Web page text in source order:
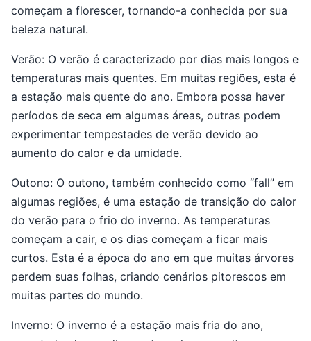
começam a florescer, tornando-a conhecida por sua
beleza natural.
Verão: O verão é caracterizado por dias mais longos e
temperaturas mais quentes. Em muitas regiões, esta é
a estação mais quente do ano. Embora possa haver
períodos de seca em algumas áreas, outras podem
experimentar tempestades de verão devido ao
aumento do calor e da umidade.
Outono: O outono, também conhecido como “fall” em
algumas regiões, é uma estação de transição do calor
do verão para o frio do inverno. As temperaturas
começam a cair, e os dias começam a ficar mais
curtos. Esta é a época do ano em que muitas árvores
perdem suas folhas, criando cenários pitorescos em
muitas partes do mundo.
Inverno: O inverno é a estação mais fria do ano,